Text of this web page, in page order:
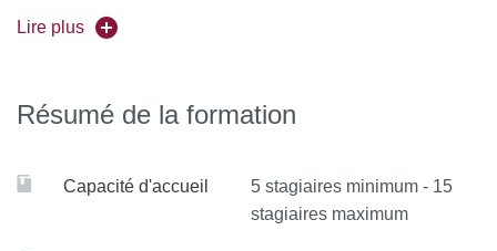
prélèvements cytologiques (et, si nécessaire, contacter
Échanger avec l'équipe technique de leur structure à
Lire plus
Résumé de la formation
Capacité d'accueil
5 stagiaires minimum - 15
stagiaires maximum